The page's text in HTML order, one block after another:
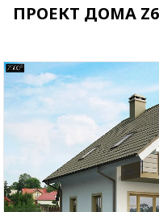
ПРОЕКТ ДОМА